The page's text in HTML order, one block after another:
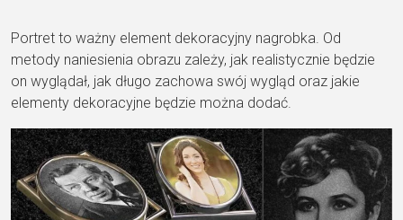
Portret to ważny element dekoracyjny nagrobka. Od
metody naniesienia obrazu zależy, jak realistycznie będzie
on wyglądał, jak długo zachowa swój wygląd oraz jakie
elementy dekoracyjne będzie można dodać.